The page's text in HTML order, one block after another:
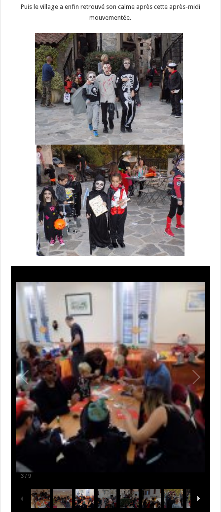
Puis le village a enfin retrouvé son calme après cette après-midi
mouvementée.
3 /9